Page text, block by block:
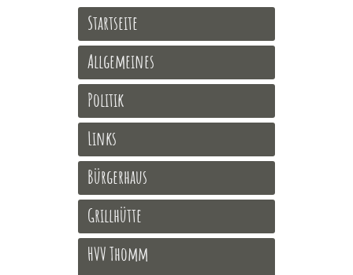
Startseite
Allgemeines
Politik
Links
Bürgerhaus
Grillhütte
HVV Thomm